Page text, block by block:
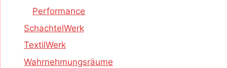
Performance
SchachtelWerk
TextilWerk
Wahrnehmungsräume